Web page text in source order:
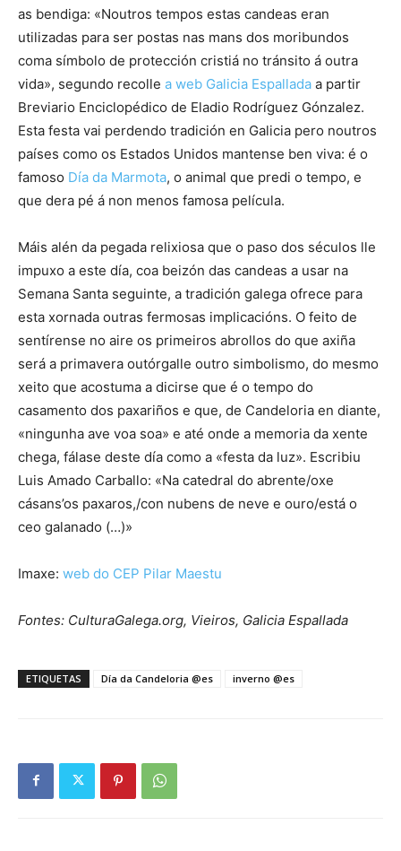
as bendiga: «Noutros tempos estas candeas eran
utilizadas para ser postas nas mans dos moribundos
coma símbolo de protección cristiá no tránsito á outra
vida», segundo recolle a web Galicia Espallada a partir
Breviario Enciclopédico de Eladio Rodríguez Gónzalez.
Esta festa vai perdendo tradición en Galicia pero noutros
países como os Estados Unidos mantense ben viva: é o
famoso Día da Marmota, o animal que predi o tempo, e
que dera pé á non menos famosa película.
Máis alén da pegada relixiosa que o paso dos séculos lle
impuxo a este día, coa beizón das candeas a usar na
Semana Santa seguinte, a tradición galega ofrece para
esta xornada outras fermosas implicacións. O feito de
sentírense no aire os primeiros abrollos do que axiña
será a primavera outórgalle outro simbolismo, do mesmo
xeito que acostuma a dicirse que é o tempo do
casamento dos paxariños e que, de Candeloria en diante,
«ningunha ave voa soa» e até onde a memoria da xente
chega, fálase deste día como a «festa da luz». Escribiu
Luis Amado Carballo: «Na catedral do abrente/oxe
cásans’os paxaros,/con nubens de neve e ouro/está o
ceo galanado (…)»
Imaxe: web do CEP Pilar Maestu
Fontes: CulturaGalega.org, Vieiros, Galicia Espallada
ETIQUETAS Día da Candeloria @es inverno @es